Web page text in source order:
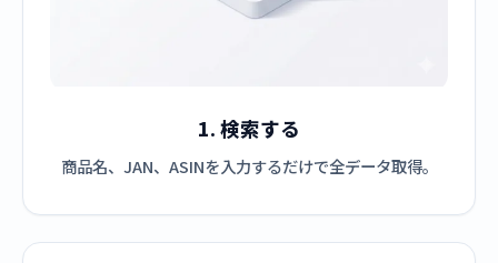
1. 検索する
商品名、JAN、ASINを入力するだけで全データ取得。